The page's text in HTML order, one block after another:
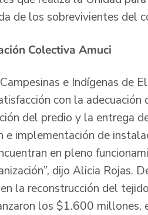
de los sobrevivientes del
Colectiva Amuci
e Indígenas de
con la
del predio y la entrega
e implementación de
en pleno
dijo Alicia Rojas.
la reconstrucción del
los $1.600